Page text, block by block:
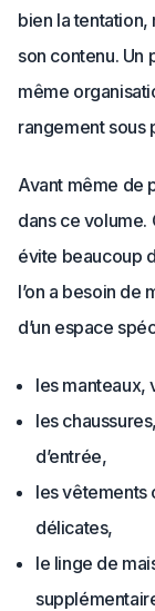
bien la tentation,
son contenu. Un
même
rangement sous
Avant même de
dans ce volume.
évite beaucoup
l’on a besoin de
d’un espace
les manteaux,
les
d’entrée,
les vêtements
délicates,
le linge de